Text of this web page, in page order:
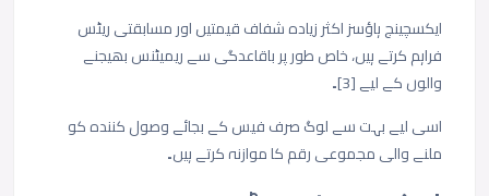
ایکسچینجہاؤسزاکثرزیادہشفافقیمتیںاورمسابقتیریٹس
فراہمکرتےہیں،خاصطورپرباقاعدگیسےریمیٹنسبھیجنے
والوںکےلیے[3] ۔
اسیلیےبہتسےلوگصرففیسکےبجائےوصولکنندہکو
ملنےوالیمجموعیرقمکاموازنہکرتےہیں۔